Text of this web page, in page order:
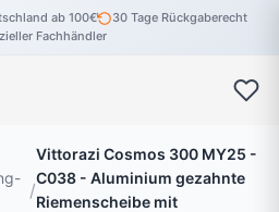
ab 100€
30 Tage Rückgaberecht
Fachhändler
Vittorazi Cosmos 300 MY25 -
C038 - Aluminium gezahnte
Riemenscheibe mit